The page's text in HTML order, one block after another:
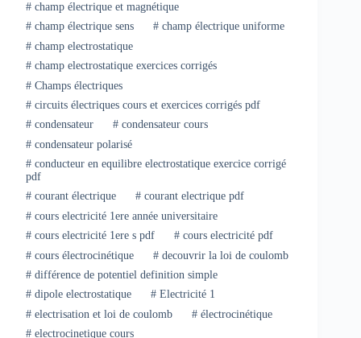
#champ électrique et magnétique
#champ électrique sens #champ électrique uniforme
#champ electrostatique
#champ electrostatique exercices corrigés
#Champs électriques
#circuits électriques cours et exercices corrigés pdf
#condensateur #condensateur cours
#condensateur polarisé
#conducteur en equilibre electrostatique exercice corrigé
pdf
#courant électrique #courant electrique pdf
#cours electricité 1ere année universitaire
#cours electricité 1ere s pdf #cours electricité pdf
#cours électrocinétique #decouvrir la loi de coulomb
#différence de potentiel definition simple
#dipole electrostatique #Electricité 1
#electrisation et loi de coulomb #électrocinétique
#electrocinetique cours